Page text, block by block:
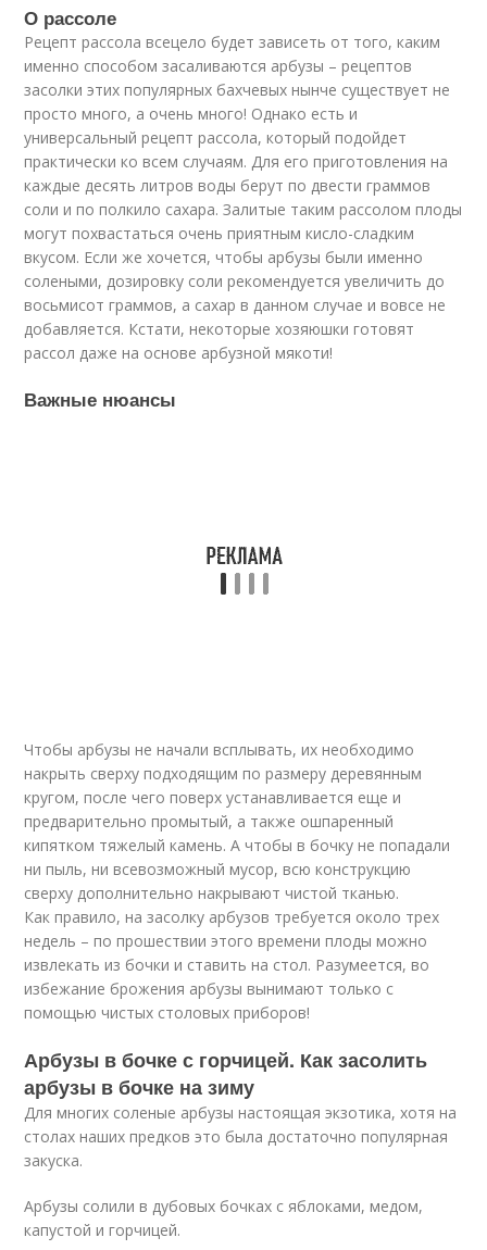
О рассоле
Рецепт рассола всецело будет зависеть от того, каким
именно способом засаливаются арбузы – рецептов
засолки этих популярных бахчевых нынче существует не
просто много, а очень много! Однако есть и
универсальный рецепт рассола, который подойдет
практически ко всем случаям. Для его приготовления на
каждые десять литров воды берут по двести граммов
соли и по полкило сахара. Залитые таким рассолом плоды
могут похвастаться очень приятным кисло-сладким
вкусом. Если же хочется, чтобы арбузы были именно
солеными, дозировку соли рекомендуется увеличить до
восьмисот граммов, а сахар в данном случае и вовсе не
добавляется. Кстати, некоторые хозяюшки готовят
рассол даже на основе арбузной мякоти!
Важные нюансы
Чтобы арбузы не начали всплывать, их необходимо
накрыть сверху подходящим по размеру деревянным
кругом, после чего поверх устанавливается еще и
предварительно промытый, а также ошпаренный
кипятком тяжелый камень. А чтобы в бочку не попадали
ни пыль, ни всевозможный мусор, всю конструкцию
сверху дополнительно накрывают чистой тканью.
Как правило, на засолку арбузов требуется около трех
недель – по прошествии этого времени плоды можно
извлекать из бочки и ставить на стол. Разумеется, во
избежание брожения арбузы вынимают только с
помощью чистых столовых приборов!
Арбузы в бочке с горчицей. Как засолить
арбузы в бочке на зиму
Для многих соленые арбузы настоящая экзотика, хотя на
столах наших предков это была достаточно популярная
закуска.
Арбузы солили в дубовых бочках с яблоками, медом,
капустой и горчицей.